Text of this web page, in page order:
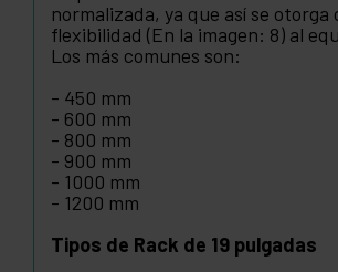
normalizada, ya que así se otorga
flexibilidad (En la imagen: 8) al
Los más comunes son:
- 450 mm
- 600 mm
- 800 mm
- 900 mm
- 1000 mm
- 1200 mm
Tipos de Rack de 19 pulgadas